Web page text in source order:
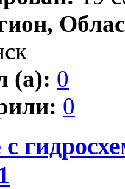
(а): 0
0